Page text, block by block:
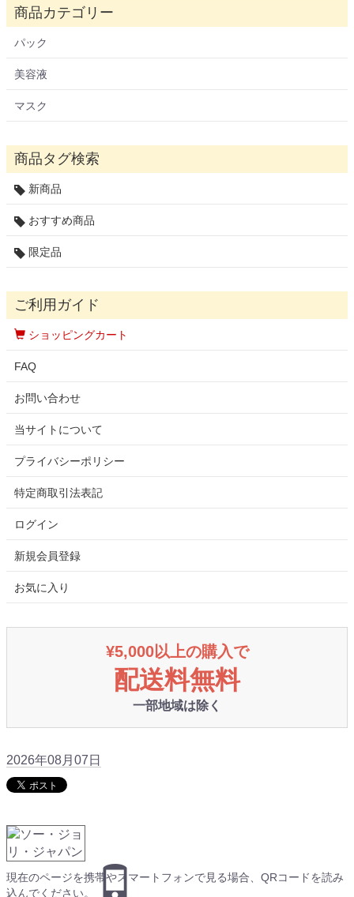
商品カテゴリー
パック
美容液
マスク
商品タグ検索
新商品
おすすめ商品
限定品
ご利用ガイド
ショッピングカート
FAQ
お問い合わせ
当サイトについて
プライバシーポリシー
特定商取引法表記
ログイン
新規会員登録
お気に入り
¥5,000以上の購入で
配送料無料
一部地域は除く
2026年08月07日
現在のページを携帯やスマートフォンで見る場合、QRコードを読み
込んでください。